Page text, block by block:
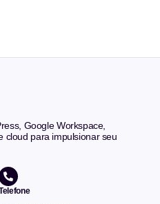
Google Workspace,
cloud para impulsionar seu